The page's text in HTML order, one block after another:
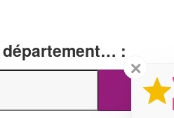
département… :
✕